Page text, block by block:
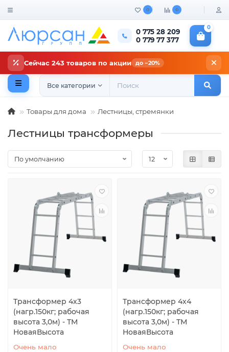
0 0
0 775 28 209
0 779 77 377
0
Сейчас 243 товаров по акции до −20%
Все категории
Товары для дома Лестницы, стремянки
Лестницы трансформеры
Трансформер 4х3
(нагр.150кг; рабочая
высота 3,0м) - ТМ
НоваяВысота
Очень мало
Трансформер 4х4
(нагр.150кг; рабочая
высота 3,0м) - ТМ
НоваяВысота
Очень мало